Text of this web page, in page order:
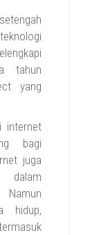
tahun
yang
internet
bagi
juga
dalam
Namun
hidup,